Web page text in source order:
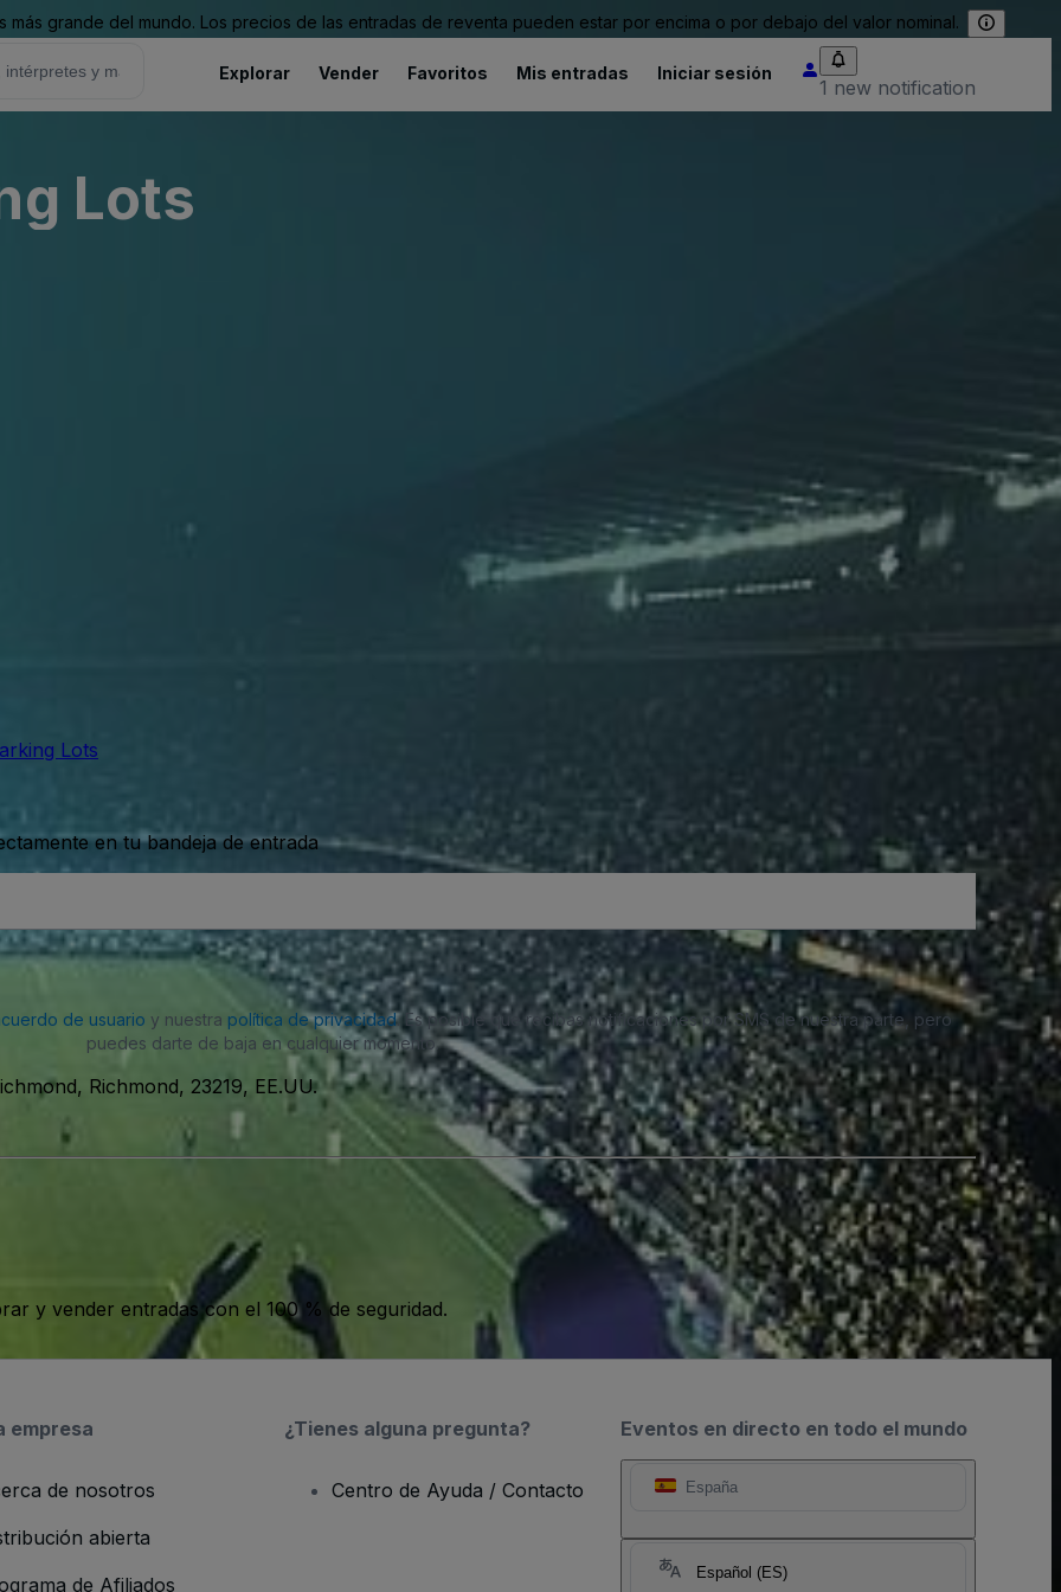
grande del mundo. Los precios de las entradas de reventa pueden estar por encima o por debajo del valor nominal.
Explorar Vender Favoritos Mis entradas Iniciar sesión
1 new notification
Lots
Lots
en tu bandeja de entrada
de usuario y nuestra política de privacidad. Es posible que recibas notificaciones por SMS de nuestra parte, pero
puedes darte de baja en cualquier momento.
Richmond, 23219, EE.UU.
y vender entradas con el 100 % de seguridad.
Eventos en directo en todo el mundo
España
Español (ES)
empresa
de nosotros
abierta
de Afiliados
¿Tienes alguna pregunta?
Centro de Ayuda / Contacto